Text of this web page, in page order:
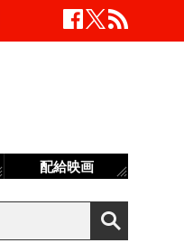
配給映画